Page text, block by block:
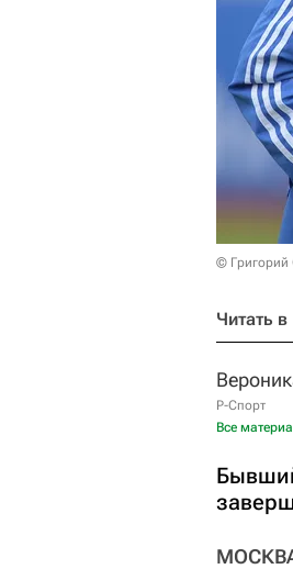
© Григорий
Читать в
Р-Спорт
Все